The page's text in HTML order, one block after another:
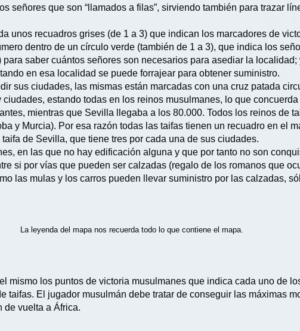
señores que son “llamados a filas”, sirviendo también para trazar
unos recuadros grises (de 1 a 3) que indican los marcadores de
dentro de un círculo verde (también de 1 a 3), que indica los
saber cuántos señores son necesarios para asediar la
en esa localidad se puede forrajear para obtener suministro.
sus ciudades, las mismas están marcadas con una cruz patada
estando todas en los reinos musulmanes, lo que
mientras que Sevilla llegaba a los 80.000. Todos los reinos de
y Murcia). Por esa razón todas las taifas tienen un recuadro en el
de Sevilla, que tiene tres por cada una de sus ciudades.
en las que no hay edificación alguna y que por tanto no son
si por vías que pueden ser calzadas (regalo de los romanos que
las mulas y los carros pueden llevar suministro por las calzadas,
La leyenda del mapa nos recuerda todo lo que contiene el mapa.
mismo los puntos de victoria musulmanes que indica cada uno de
taifas. El jugador musulmán debe tratar de conseguir las máximas
de vuelta a África.